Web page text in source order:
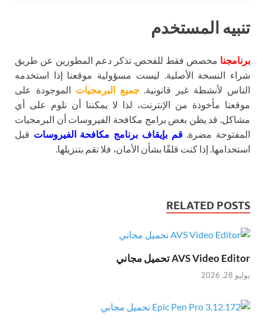
تنبيه المستخدم
برنامجنا مخصص فقط للفحص. تذكر دعم المطورين عن طريق
شراء النسخة الأصلية. ليست مسؤولية موقعنا إذا استخدمه
الناس لأنشطة غير قانونية.جميع البرمجيات الموجودة على
موقعنا مأخوذة من الإنترنت، لذا لا يمكننا أن نلوم على أي
مشاكل. قد يظن بعض برامج مكافحة الفيروسات أن البرمجيات
المفتوحة مضرة.قم بإيقاف برنامج مكافحة الفيروسات قبل
استخدامها. إذا كنت قلقًا بشأن الأمان، فلا تقم بتنزيلها.
RELATED POSTS
AVS Video Editor تحميل مجاني
يوليو 28, 2026